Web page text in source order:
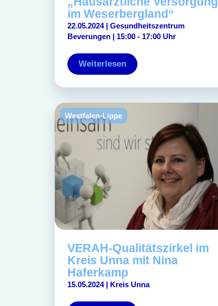
im Weserbergland“
22.05.2024 | Gesundheitszentrum
Beverungen | 15:00 - 17:00 Uhr
Weiterlesen
Westfalen-Lippe
VERAH-Qualitätszirkel im
Kreis Unna mit Nina
Haferkamp
15.05.2024 | Kreis Unna